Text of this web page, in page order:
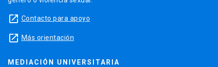
launch Contacto para apoyo
launch Más orientación
MEDIACIÓN UNIVERSITARIA